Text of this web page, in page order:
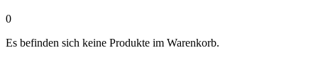
0
Es befinden sich keine Produkte im Warenkorb.